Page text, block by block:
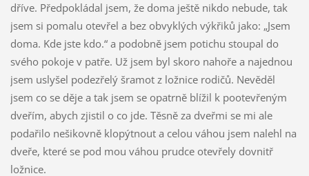
dříve. Předpokládal jsem, že doma ještě nikdo nebude, tak
jsem si pomalu otevřel a bez obvyklých výkřiků jako: „Jsem
doma. Kde jste kdo.“ a podobně jsem potichu stoupal do
svého pokoje v patře. Už jsem byl skoro nahoře a najednou
jsem uslyšel podezřelý šramot z ložnice rodičů. Nevěděl
jsem co se děje a tak jsem se opatrně blížil k pootevřeným
dveřím, abych zjistil o co jde. Těsně za dveřmi se mi ale
podařilo nešikovně klopýtnout a celou váhou jsem nalehl na
dveře, které se pod mou váhou prudce otevřely dovnitř
ložnice.